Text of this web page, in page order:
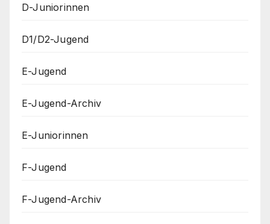
D-Juniorinnen
D1/D2-Jugend
E-Jugend
E-Jugend-Archiv
E-Juniorinnen
F-Jugend
F-Jugend-Archiv